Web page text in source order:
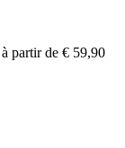
à partir de € 59,90